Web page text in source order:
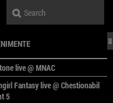
live @ MNAC
Fantasy live @ Chestionabil
5